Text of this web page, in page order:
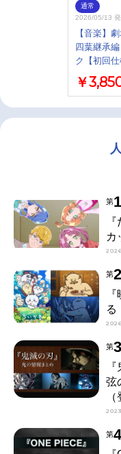
通常
2026/05/13
【音楽】
四葉継承
ク【初回仕
￥
第1
カ
第2
る
第3
弦
第4